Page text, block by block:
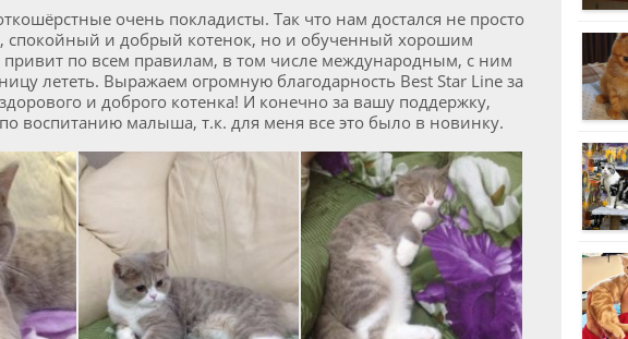
очень покладисты. Так что нам достался не просто
спокойный и добрый котенок, но и обученный хорошим
по всем правилам, в том числе международным, с ним
лететь. Выражаем огромную благодарность Best Star Line за
и доброго котенка! И конечно за вашу поддержку,
воспитанию малыша, т.к. для меня все это было в новинку.